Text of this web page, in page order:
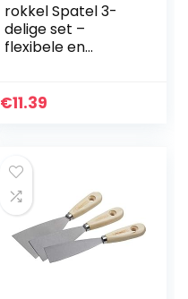
rokkel Spatel 3-
delige set –
flexibele en
messen met anti-
stuks
€11.39